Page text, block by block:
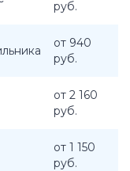
руб.
от 940
руб.
от 2 160
руб.
от 1 150
руб.